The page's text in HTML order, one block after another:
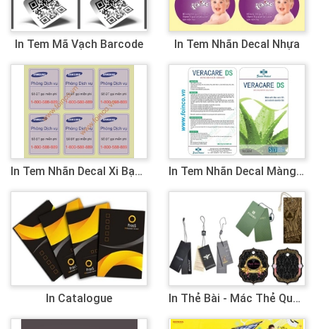
In Tem Mã Vạch Barcode In Tem Nhãn Decal Nhựa
In Tem Nhãn Decal Xi Bạc (xi Đỏ, Xi Vàng) In Tem Nhãn Decal Màng Trong Suốt
In Catalogue In Thẻ Bài - Mác Thẻ Quần Áo